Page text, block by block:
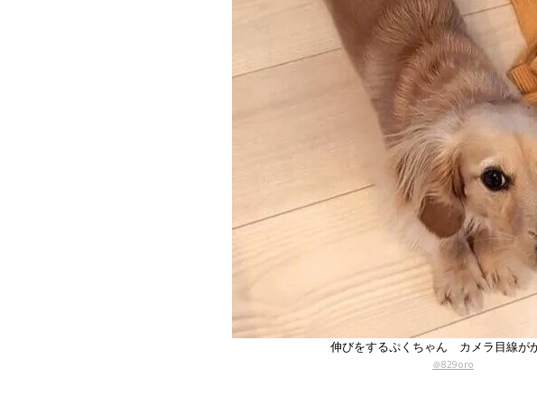
伸びをするぷくちゃん カメラ目線が
＠829oro